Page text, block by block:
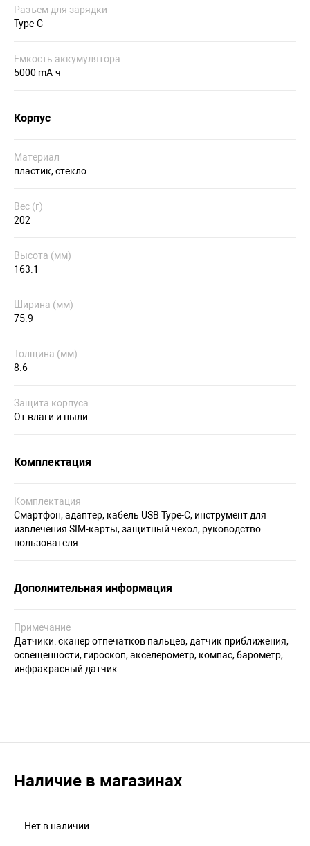
Разъем для зарядки
Type-C
Емкость аккумулятора
5000 mA-ч
Корпус
Материал
пластик, стекло
Вес (г)
202
Высота (мм)
163.1
Ширина (мм)
75.9
Толщина (мм)
8.6
Защита корпуса
От влаги и пыли
Комплектация
Комплектация
Смартфон, адаптер, кабель USB Type-C, инструмент для
извлечения SIM-карты, защитный чехол, руководство
пользователя
Дополнительная информация
Примечание
Датчики: сканер отпечатков пальцев, датчик приближения,
освещенности, гироскоп, акселерометр, компас, барометр,
инфракрасный датчик.
Наличие в магазинах
Нет в наличии